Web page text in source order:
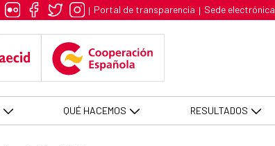
| Portal de transparencia | Sede electrónica
QUÉ HACEMOS RESULTADOS